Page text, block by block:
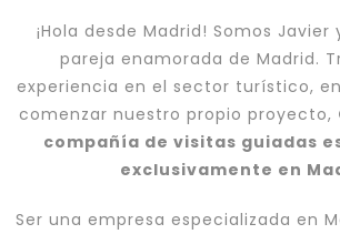
¡Hola desde Madrid! Somos
pareja enamorada de Madrid.
experiencia en el sector turístico,
comenzar nuestro propio proyecto,
compañía de visitas guiadas
exclusivamente en
Ser una empresa especializada en